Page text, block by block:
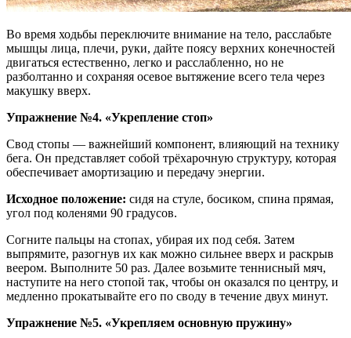
Во время ходьбы переключите внимание на тело, расслабьте
мышцы лица, плечи, руки, дайте поясу верхних конечностей
двигаться естественно, легко и расслабленно, но не
разболтанно и сохраняя осевое вытяжение всего тела через
макушку вверх.
Упражнение №4. «Укрепление стоп»
Свод стопы — важнейший компонент, влияющий на технику
бега. Он представляет собой трёхарочную структуру, которая
обеспечивает амортизацию и передачу энергии.
Исходное положение: сидя на стуле, босиком, спина прямая,
угол под коленями 90 градусов.
Согните пальцы на стопах, убирая их под себя. Затем
выпрямите, разогнув их как можно сильнее вверх и раскрыв
веером. Выполните 50 раз. Далее возьмите теннисный мяч,
наступите на него стопой так, чтобы он оказался по центру, и
медленно прокатывайте его по своду в течение двух минут.
Упражнение №5. «Укрепляем основную пружину»